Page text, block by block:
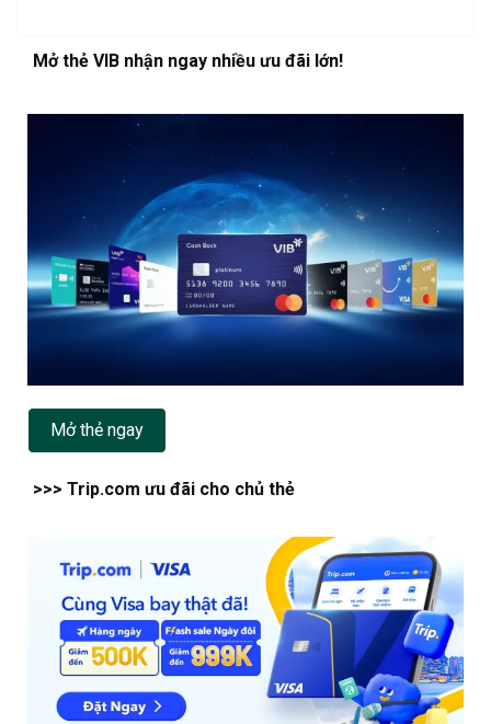
Mở thẻ VIB nhận ngay nhiều ưu đãi lớn!
Mở thẻ ngay
>>> Trip.com ưu đãi cho chủ thẻ